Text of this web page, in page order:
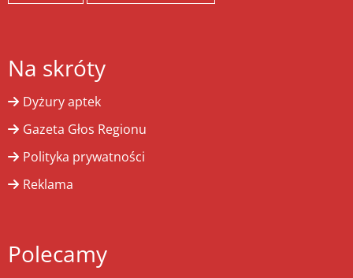
Na skróty
Dyżury aptek
Gazeta Głos Regionu
Polityka prywatności
Reklama
Polecamy